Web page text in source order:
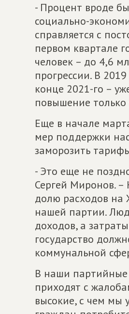
- Процент вроде
социально-
справляется с
первом квартале
человек – до 4,6
прогрессии. В
конце 2021-го –
повышение только
Еще в начале
мер поддержки
заморозить
- Это еще не
Сергей Миронов.
долю расходов на
нашей партии.
доходов, а
государство
коммунальной
В наши партийные
приходят с
высокие, с чем мы